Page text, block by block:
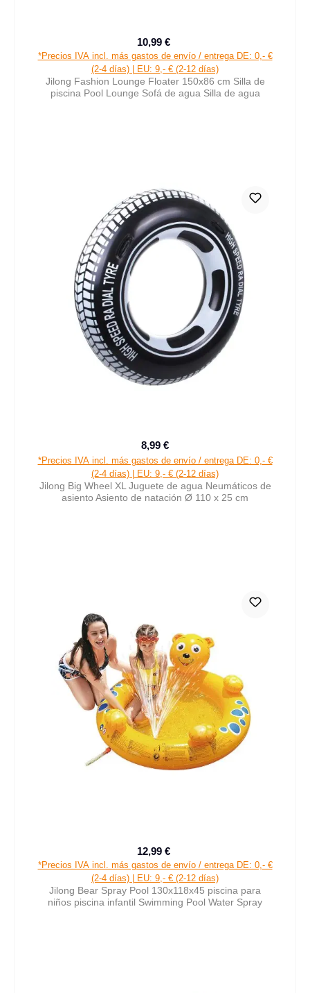
Precio de venta:
10,99 €
*Precios IVA incl. más gastos de envío / entrega DE: 0,- €
(2-4 días) | EU: 9,- € (2-12 días)
Jilong Fashion Lounge Floater 150x86 cm Silla de
piscina Pool Lounge Sofá de agua Silla de agua
Precio normal:
8,99 €
*Precios IVA incl. más gastos de envío / entrega DE: 0,- €
(2-4 días) | EU: 9,- € (2-12 días)
Jilong Big Wheel XL Juguete de agua Neumáticos de
asiento Asiento de natación Ø 110 x 25 cm
Precio de venta:
12,99 €
*Precios IVA incl. más gastos de envío / entrega DE: 0,- €
(2-4 días) | EU: 9,- € (2-12 días)
Jilong Bear Spray Pool 130x118x45 piscina para
niños piscina infantil Swimming Pool Water Spray